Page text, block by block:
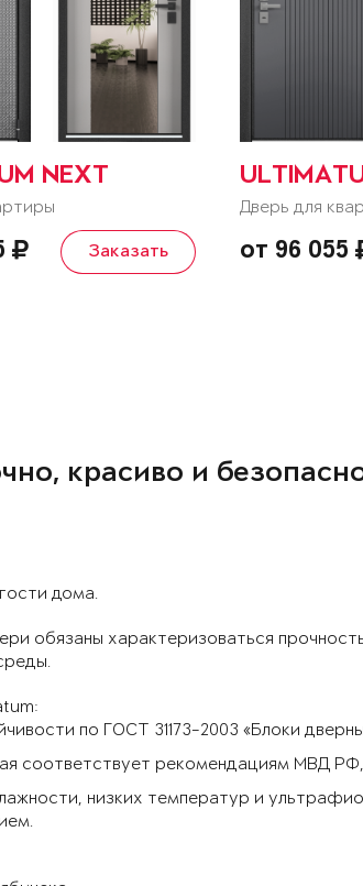
NEXT
Заказать
Дверь для
от 96 055
красиво и
дома.
обязаны характеризоваться
по ГОСТ 31173-2003 «Блоки
соответствует рекомендациям МВД РФ,
низких температур и